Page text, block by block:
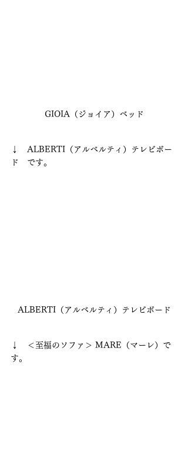
GIOIA（ジョイア）ベッド
↓　ALBERTI（アルベルティ）テレビボー
ド　です。
ALBERTI（アルベルティ）テレビボード
↓　＜至福のソファ＞ MARE（マーレ）で
す。